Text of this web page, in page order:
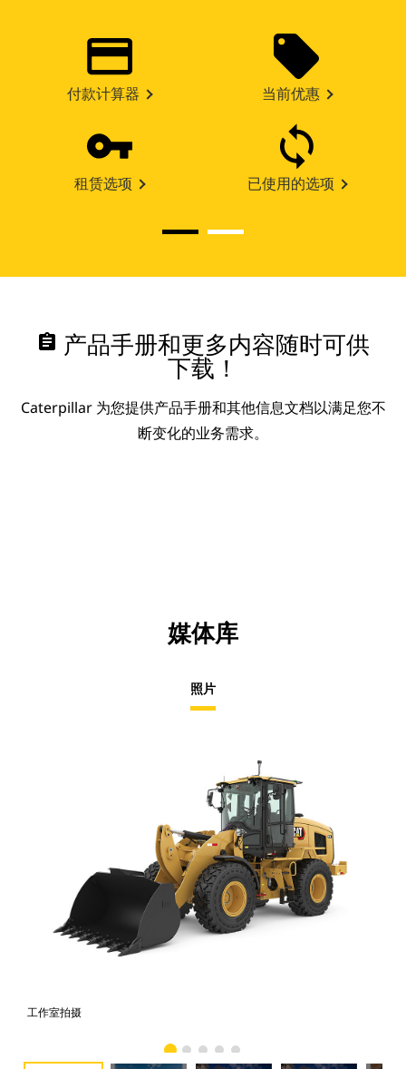
付款计算器 当前优惠
租赁选项 已使用的选项
assignment 产品手册和更多内容随时可供
下载！
Caterpillar 为您提供产品手册和其他信息文档以满足您不
断变化的业务需求。
媒体库
照片
工作室拍摄